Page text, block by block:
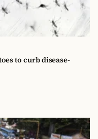
to curb disease-